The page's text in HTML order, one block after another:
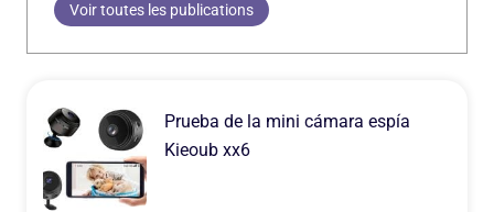
Voir toutes les publications
Prueba de la mini cámara espía
Kieoub xx6